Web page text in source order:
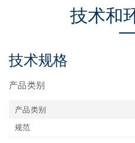
技术和
技术规格
产品类别
产品类别
规范